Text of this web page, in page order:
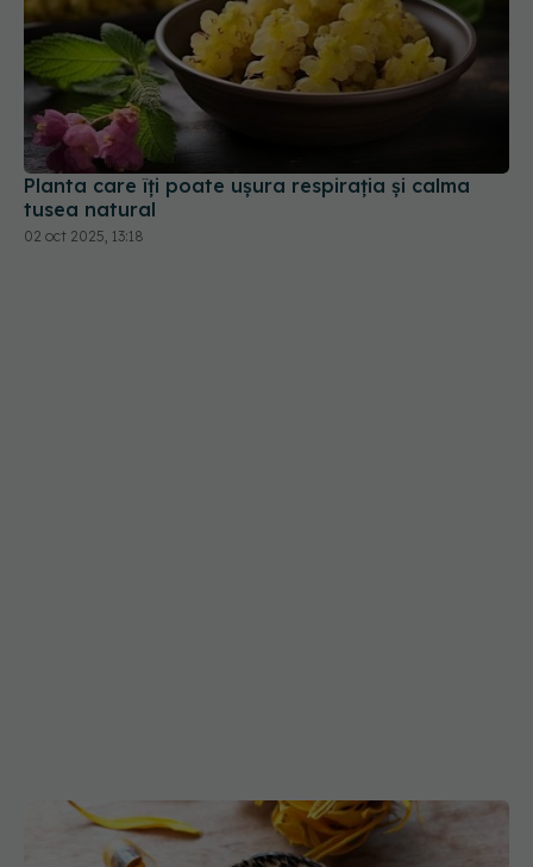
Planta care îți poate ușura respirația și calma
tusea natural
02 oct 2025, 13:18